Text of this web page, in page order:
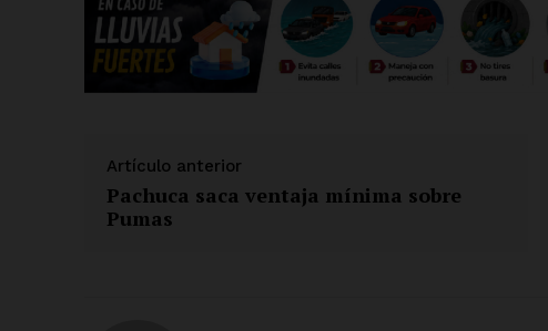
Artículo anterior
Pachuca saca ventaja mínima sobre
Pumas